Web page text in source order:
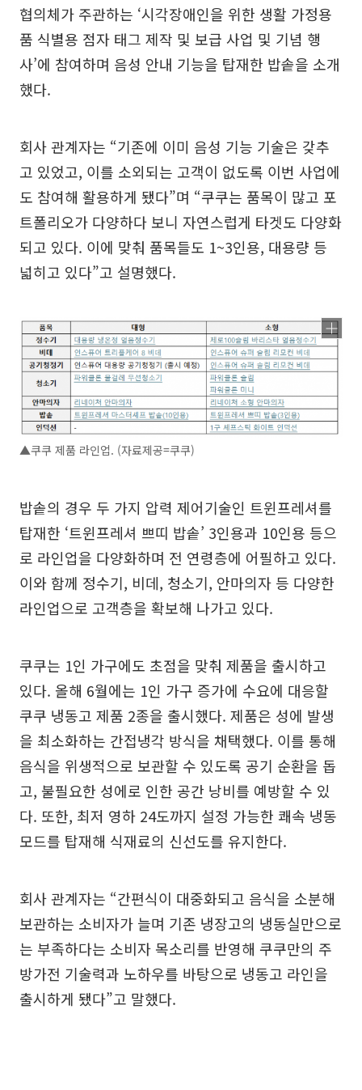
협의체가 주관하는 ‘시각장애인을 위한 생활 가정용
품 식별용 점자 태그 제작 및 보급 사업 및 기념 행
사’에 참여하며 음성 안내 기능을 탑재한 밥솥을 소개
했다.
회사 관계자는 “기존에 이미 음성 기능 기술은 갖추
고 있었고, 이를 소외되는 고객이 없도록 이번 사업에
도 참여해 활용하게 됐다”며 “쿠쿠는 품목이 많고 포
트폴리오가 다양하다 보니 자연스럽게 타겟도 다양화
되고 있다. 이에 맞춰 품목들도 1~3인용, 대용량 등
넓히고 있다”고 설명했다.
▲쿠쿠 제품 라인업. (자료제공=쿠쿠)
밥솥의 경우 두 가지 압력 제어기술인 트윈프레셔를
탑재한 ‘트윈프레셔 쁘띠 밥솥’ 3인용과 10인용 등으
로 라인업을 다양화하며 전 연령층에 어필하고 있다.
이와 함께 정수기, 비데, 청소기, 안마의자 등 다양한
라인업으로 고객층을 확보해 나가고 있다.
쿠쿠는 1인 가구에도 초점을 맞춰 제품을 출시하고
있다. 올해 6월에는 1인 가구 증가에 수요에 대응할
쿠쿠 냉동고 제품 2종을 출시했다. 제품은 성에 발생
을 최소화하는 간접냉각 방식을 채택했다. 이를 통해
음식을 위생적으로 보관할 수 있도록 공기 순환을 돕
고, 불필요한 성에로 인한 공간 낭비를 예방할 수 있
다. 또한, 최저 영하 24도까지 설정 가능한 쾌속 냉동
모드를 탑재해 식재료의 신선도를 유지한다.
회사 관계자는 “간편식이 대중화되고 음식을 소분해
보관하는 소비자가 늘며 기존 냉장고의 냉동실만으로
는 부족하다는 소비자 목소리를 반영해 쿠쿠만의 주
방가전 기술력과 노하우를 바탕으로 냉동고 라인을
출시하게 됐다”고 말했다.